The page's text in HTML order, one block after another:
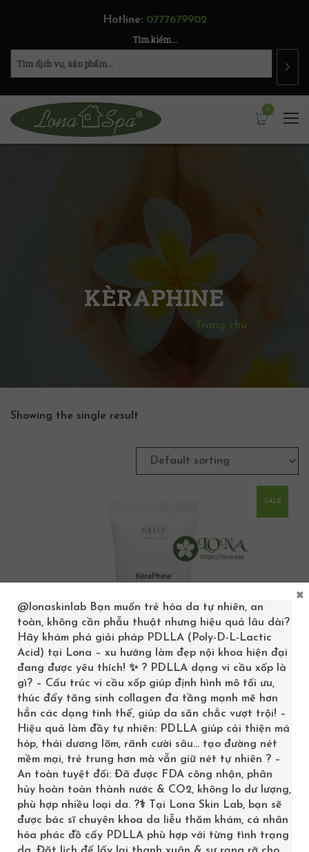
Hotline: 0777679902
Tìm kiếm...
0
KÈRAPHINE
Trang chủ
Showing the single result
SALE
1,600,000 ₫ 1,440,000₫
>> LONA.VN
@lonaskinlab Bạn muốn trẻ hóa da tự nhiên, an
toàn, không cần phẫu thuật nhưng hiệu quả lâu dài?
Hãy khám phá giải pháp PDLLA (Poly-D-L-Lactic
Acid) tại Lona – xu hướng làm đẹp nội khoa hiện đại
đang được yêu thích! ✨ ? PDLLA dạng vi cầu xốp là
gì? – Cấu trúc vi cầu xốp giúp định hình mô tối ưu,
thúc đẩy tăng sinh collagen đa tầng mạnh mẽ hơn
hẳn các dạng tinh thể, giúp da săn chắc vượt trội! –
Hiệu quả làm đầy tự nhiên: PDLLA giúp cải thiện má
hóp, thái dương lõm, rãnh cười sâu… tạo đường nét
mềm mại, trẻ trung hơn mà vẫn giữ nét tự nhiên ? –
An toàn tuyệt đối: Đã được FDA công nhận, phân
hủy hoàn toàn thành nước & CO2, không lo dư lượng,
phù hợp nhiều loại da. ?‍⚕️ Tại Lona Skin Lab, bạn sẽ
được bác sĩ chuyên khoa da liễu thăm khám, cá nhân
hóa phác đồ cấy PDLLA phù hợp với từng tình trạng
×